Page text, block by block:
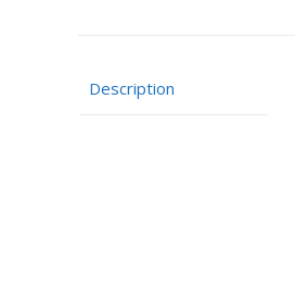
Description